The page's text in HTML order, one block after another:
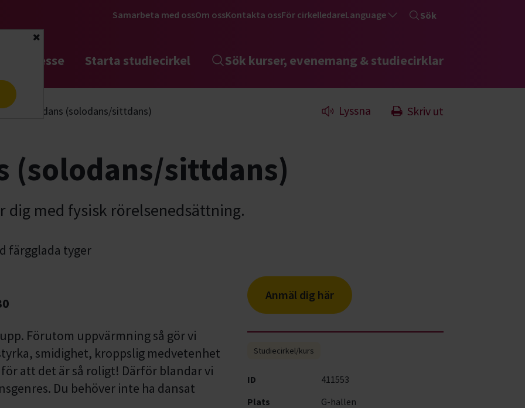
Stäng
Samarbeta med ossOm ossKontakta ossFör cirkelledareLanguage Sök
intresse Starta studiecirkel Sök kurser, evenemang & studiecirklar
Rullstolsdans (solodans/sittdans) Lyssna Skriv ut
(solodans/sittdans)
med fysisk rörelsenedsättning.
Förutom uppvärmning så gör vi
smidighet, kroppslig medvetenhet
att det är så roligt! Därför blandar vi
Du behöver inte ha dansat
Anmäl dig här
Studiecirkel/kurs
ID
411553
Plats
G-hallen